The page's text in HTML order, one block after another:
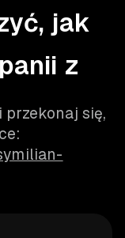
jak
z
i przekonaj się,